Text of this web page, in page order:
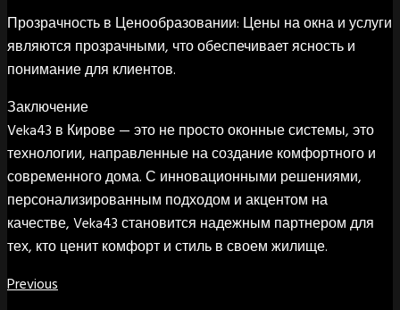
Прозрачность в Ценообразовании: Цены на окна и услуги
являются прозрачными, что обеспечивает ясность и
понимание для клиентов.
Заключение
Veka43 в Кирове — это не просто оконные системы, это
технологии, направленные на создание комфортного и
современного дома. С инновационными решениями,
персонализированным подходом и акцентом на
качестве, Veka43 становится надежным партнером для
тех, кто ценит комфорт и стиль в своем жилище.
Previous